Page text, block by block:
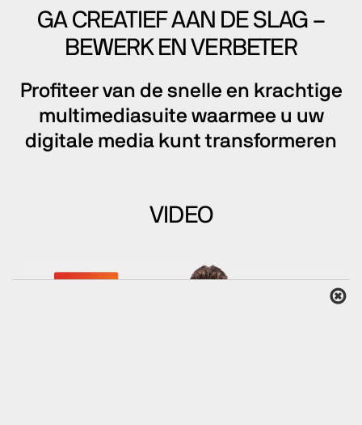
GA CREATIEF AAN DE SLAG –
BEWERK EN VERBETER
Profiteer van de snelle en krachtige
multimediasuite waarmee u uw
digitale media kunt transformeren
VIDEO